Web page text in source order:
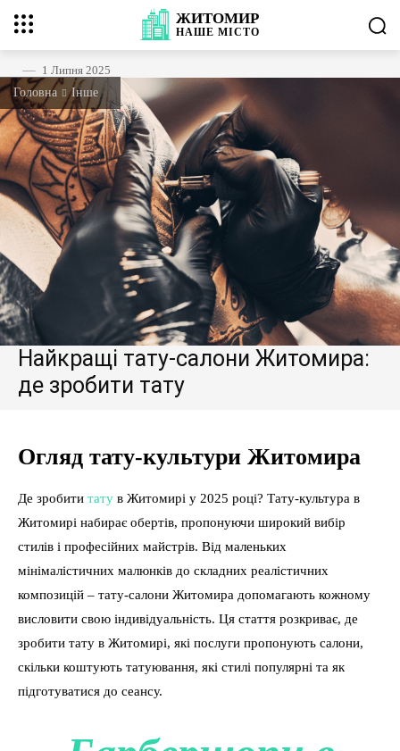
ЖИТОМИР
НАШЕМІСТО
1 Липня 2025
Головна
Інше
Найкращі тату-салони Житомира:
де зробити тату
Огляд тату-культури Житомира
Де зробити тату в Житомирі у 2025 році? Тату-культура в
Житомирі набирає обертів, пропонуючи широкий вибір
стилів і професійних майстрів. Від маленьких
мінімалістичних малюнків до складних реалістичних
композицій – тату-салони Житомира допомагають кожному
висловити свою індивідуальність. Ця стаття розкриває, де
зробити тату в Житомирі, які послуги пропонують салони,
скільки коштують татуювання, які стилі популярні та як
підготуватися до сеансу.